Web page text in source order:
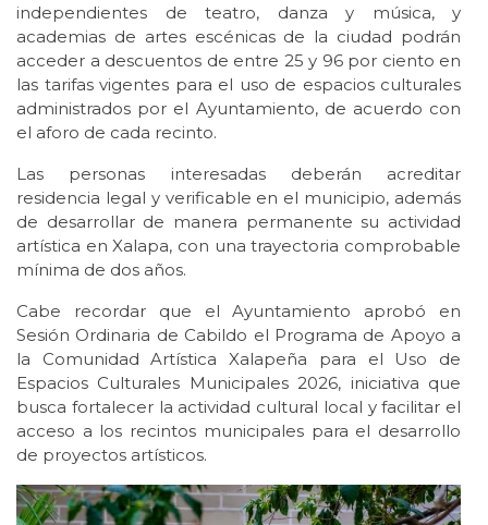
independientes de teatro, danza y música, y
academias de artes escénicas de la ciudad podrán
acceder a descuentos de entre 25 y 96 por ciento en
las tarifas vigentes para el uso de espacios culturales
administrados por el Ayuntamiento, de acuerdo con
el aforo de cada recinto.
Las personas interesadas deberán acreditar
residencia legal y verificable en el municipio, además
de desarrollar de manera permanente su actividad
artística en Xalapa, con una trayectoria comprobable
mínima de dos años.
Cabe recordar que el Ayuntamiento aprobó en
Sesión Ordinaria de Cabildo el Programa de Apoyo a
la Comunidad Artística Xalapeña para el Uso de
Espacios Culturales Municipales 2026, iniciativa que
busca fortalecer la actividad cultural local y facilitar el
acceso a los recintos municipales para el desarrollo
de proyectos artísticos.